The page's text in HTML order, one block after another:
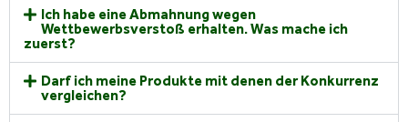
Ich habe eine Abmahnung wegen
Wettbewerbsverstoß erhalten. Was mache ich
zuerst?
Darf ich meine Produkte mit denen der Konkurrenz
vergleichen?